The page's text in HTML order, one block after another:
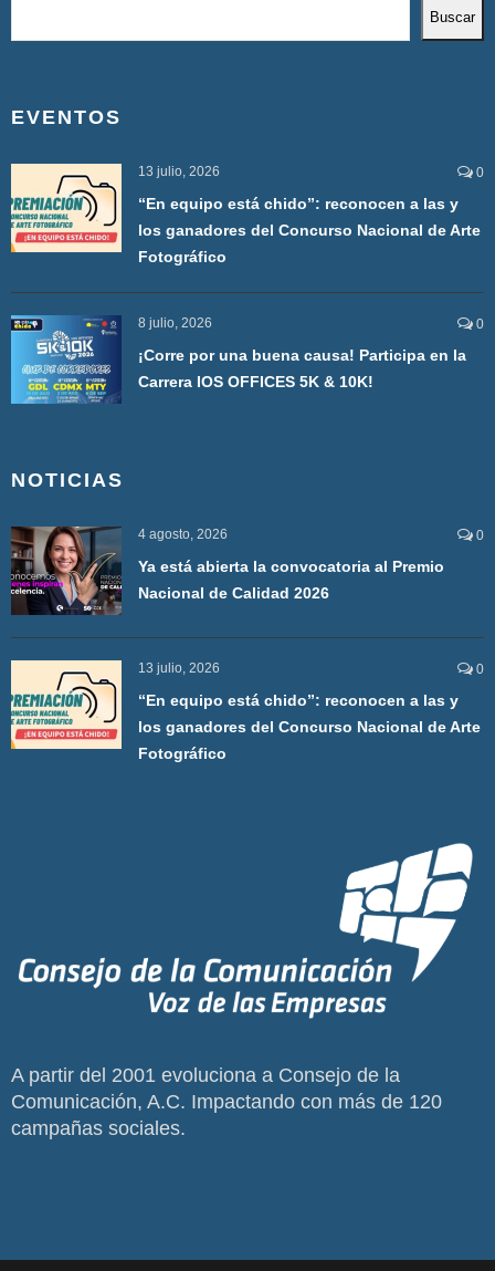
Buscar
EVENTOS
13 julio, 2026 0
“En equipo está chido”: reconocen a las y
los ganadores del Concurso Nacional de Arte
Fotográfico
8 julio, 2026 0
¡Corre por una buena causa! Participa en la
Carrera IOS OFFICES 5K & 10K!
NOTICIAS
4 agosto, 2026 0
Ya está abierta la convocatoria al Premio
Nacional de Calidad 2026
13 julio, 2026 0
“En equipo está chido”: reconocen a las y
los ganadores del Concurso Nacional de Arte
Fotográfico
A partir del 2001 evoluciona a Consejo de la
Comunicación, A.C. Impactando con más de 120
campañas sociales.